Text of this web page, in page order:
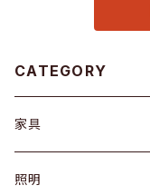
CATEGORY
家具
ソファ / ベンチ
照明